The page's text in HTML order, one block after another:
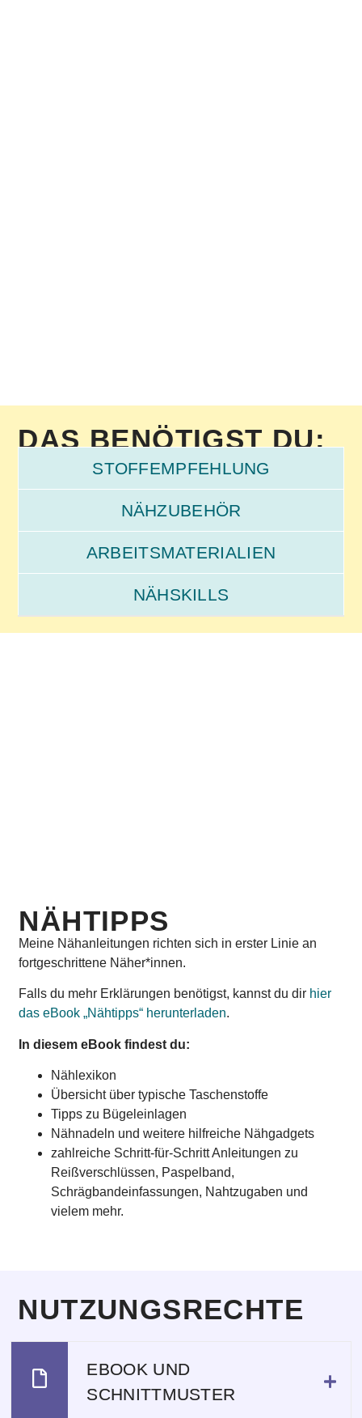
DAS BENÖTIGST DU:
STOFFEMPFEHLUNG
NÄHZUBEHÖR
ARBEITSMATERIALIEN
NÄHSKILLS
NÄHTIPPS
Meine Nähanleitungen richten sich in erster Linie an
fortgeschrittene Näher*innen.
Falls du mehr Erklärungen benötigst, kannst du dir hier
das eBook „Nähtipps“ herunterladen.
In diesem eBook findest du:
Nählexikon
Übersicht über typische Taschenstoffe
Tipps zu Bügeleinlagen
Nähnadeln und weitere hilfreiche Nähgadgets
zahlreiche Schritt-für-Schritt Anleitungen zu
Reißverschlüssen, Paspelband,
Schrägbandeinfassungen, Nahtzugaben und
vielem mehr.
NUTZUNGSRECHTE
EBOOK UND
SCHNITTMUSTER